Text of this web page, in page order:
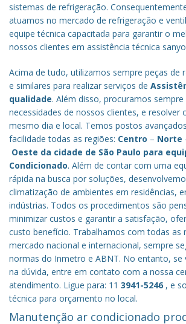
sistemas de refrigeração.
atuamos no mercado de refrigeração e
equipe técnica capacitada para garantir o
nossos clientes em assistência técnica
Acima de tudo, utilizamos sempre peças de
e similares para realizar serviços de
qualidade. Além disso, procuramos sempre
necessidades de nossos clientes, e resolver
mesmo dia e local. Temos postos
facilidade todas as regiões: Centro – Norte
Oeste da cidade de São Paulo para
Condicionado. Além de contar com uma
rápida na busca por soluções,
climatização de ambientes em residências,
indústrias. Todos os procedimentos são
minimizar custos e garantir a satisfação,
custo benefício. Trabalhamos com todas as
mercado nacional e internacional, sempre
normas do Inmetro e ABNT. No entanto, se
na dúvida, entre em contato com a nossa
atendimento. Ligue para: 11 3941-5246 , e
técnica para orçamento no local.
Manutenção ar condicionado